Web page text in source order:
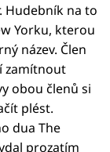
Hudebník na to
Yorku, kterou
název. Člen
zamítnout
obou členů si
plést.
dua The
prozatím